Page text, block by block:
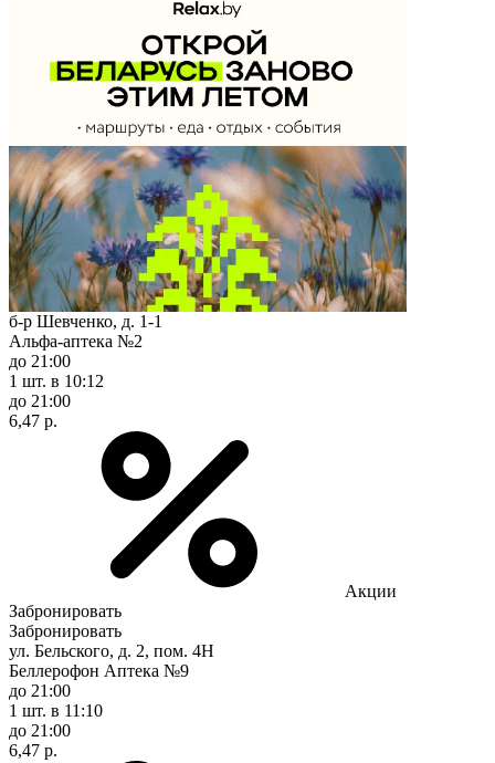
б-р Шевченко, д. 1-1
Альфа-аптека №2
до 21:00
1 шт. в 10:12
до 21:00
6,47 р.
Акции
Забронировать
Забронировать
ул. Бельского, д. 2, пом. 4Н
Беллерофон Аптека №9
до 21:00
1 шт. в 11:10
до 21:00
6,47 р.